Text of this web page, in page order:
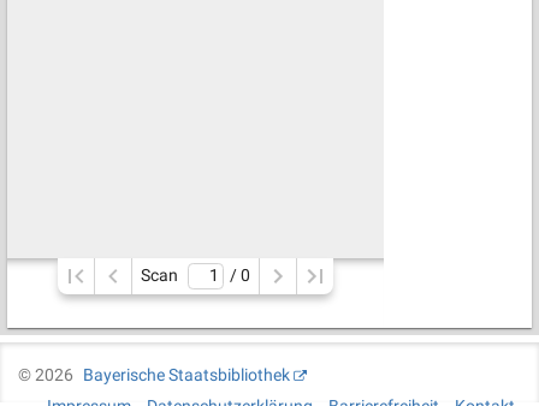
Scan / 0
©2026
Bayerische Staatsbibliothek